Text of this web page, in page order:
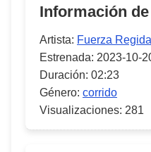
Información
Artista: Fuerza Regida
Estrenada: 2023-10-
Duración: 02:23
Género: corrido
Visualizaciones: 281